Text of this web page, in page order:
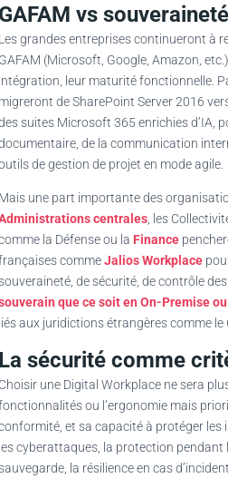
vs souveraineté
grandes entreprises continueront à
(Microsoft, Google, Amazon,
leur maturité fonctionnelle.
de SharePoint Server 2016
suites Microsoft 365 enrichies d’IA,
de la communication
de gestion de projet en mode agile.
une part importante des
centrales , les
la Défense ou la Finance
commeJalios Workplace
de sécurité, de contrôle des
que ce soit en On-Premise ou
aux juridictions étrangères comme le
sécurité comme
une Digital Workplace ne sera
ou l’ergonomie mais
et sa capacité à protéger
cyberattaques, la protection pendant
la résilience en cas